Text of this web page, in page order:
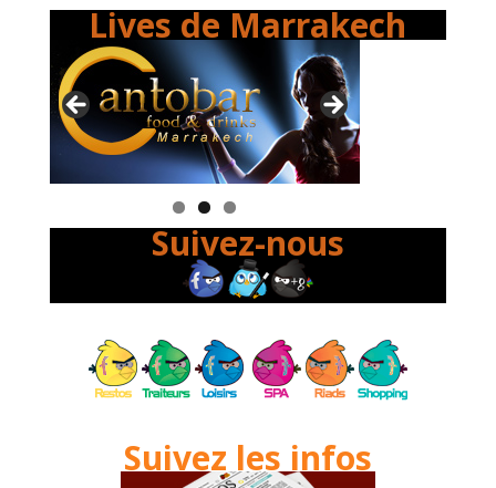
Lives de Marrakech
Suivez-nous
Suivez les infos